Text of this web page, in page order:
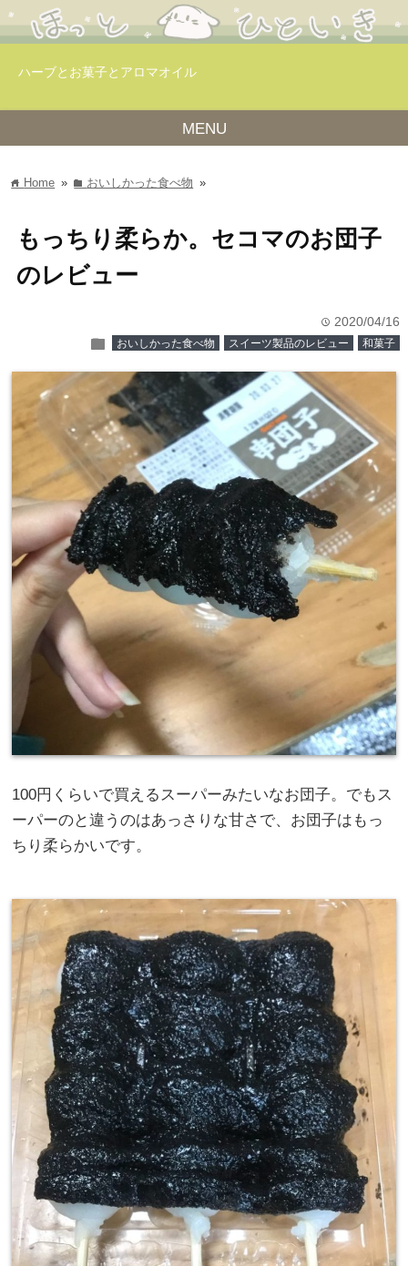
ハーブとお菓子とアロマオイル
MENU
home Home » folder おいしかった食べ物 »
もっちり柔らか。セコマのお団子
のレビュー
time 2020/04/16
folder おいしかった食べ物 スイーツ製品のレビュー 和菓子
100円くらいで買えるスーパーみたいなお団子。でもス
ーパーのと違うのはあっさりな甘さで、お団子はもっ
ちり柔らかいです。